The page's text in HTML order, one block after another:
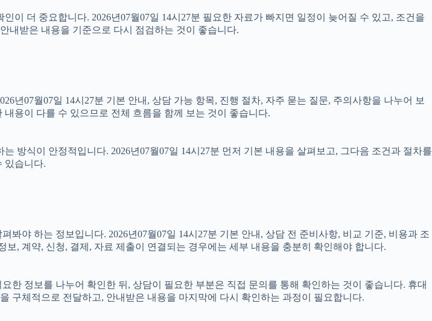
더 중요합니다. 2026년07월07일 14시27분 필요한 자료가 빠지면 일정이 늦어질 수 있고, 조건을
내받은 내용을 기준으로 다시 점검하는 것이 좋습니다.
년07월07일 14시27분 기본 안내, 상담 가능 항목, 진행 절차, 자주 묻는 질문, 주의사항을 나누어 보
용이 다를 수 있으므로 전체 흐름을 함께 보는 것이 좋습니다.
방식이 안정적입니다. 2026년07월07일 14시27분 먼저 기본 내용을 살펴보고, 그다음 조건과 절차를
있습니다.
야 하는 정보입니다. 2026년07월07일 14시27분 기본 안내, 상담 전 준비사항, 비교 기준, 비용과 조
, 계약, 신청, 결제, 자료 제출이 연결되는 경우에는 세부 내용을 충분히 확인해야 합니다.
한 정보를 나누어 확인한 뒤, 상담이 필요한 부분은 직접 문의를 통해 확인하는 것이 좋습니다. 휴대
구체적으로 전달하고, 안내받은 내용을 마지막에 다시 확인하는 과정이 필요합니다.